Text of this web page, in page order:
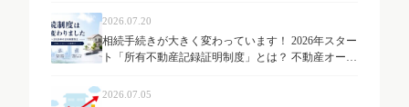
2026.07.20
相続手続きが大きく変わっています！ 2026年スター
ト「所有不動産記録証明制度」とは？ 不動産オーナ
2026.07.05